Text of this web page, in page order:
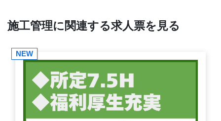
施工管理に関連する求人票を見る
NEW